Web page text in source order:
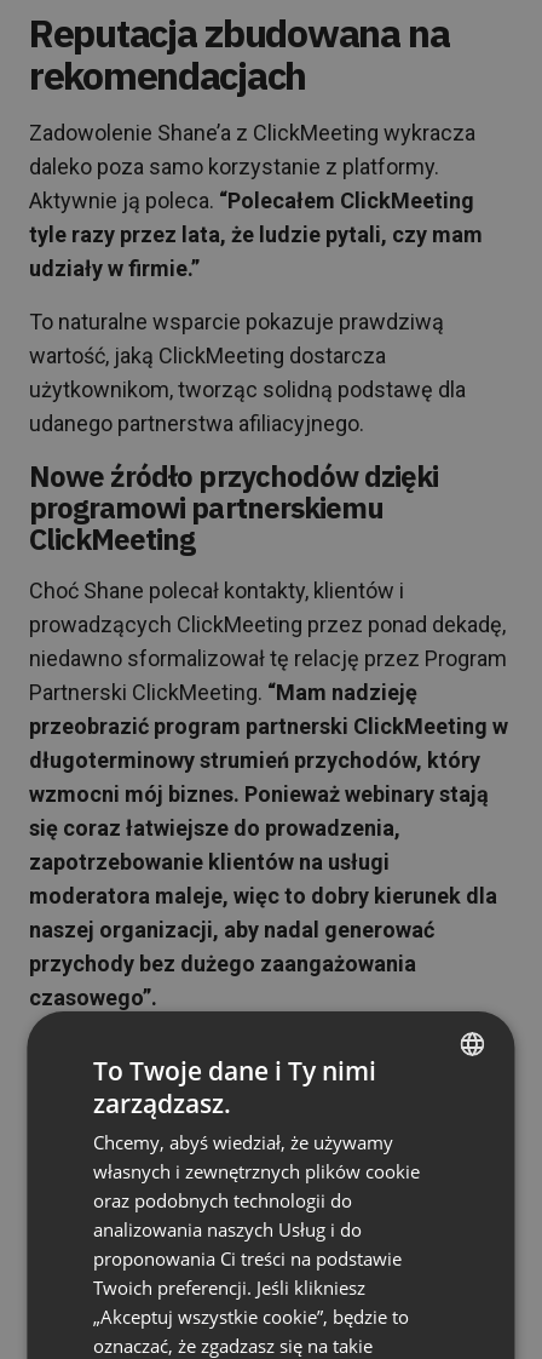
Reputacja zbudowana na
rekomendacjach
Zadowolenie Shane’a z ClickMeeting wykracza
daleko poza samo korzystanie z platformy.
Aktywnie ją poleca. “Polecałem ClickMeeting
tyle razy przez lata, że ludzie pytali, czy mam
udziały w firmie.”
To naturalne wsparcie pokazuje prawdziwą
wartość, jaką ClickMeeting dostarcza
użytkownikom, tworząc solidną podstawę dla
udanego partnerstwa afiliacyjnego.
Nowe źródło przychodów dzięki
programowi partnerskiemu
ClickMeeting
Choć Shane polecał kontakty, klientów i
prowadzących ClickMeeting przez ponad dekadę,
niedawno sformalizował tę relację przez Program
Partnerski ClickMeeting. “Mam nadzieję
przeobrazić program partnerski ClickMeeting w
długoterminowy strumień przychodów, który
wzmocni mój biznes. Ponieważ webinary stają
się coraz łatwiejsze do prowadzenia,
zapotrzebowanie klientów na usługi
moderatora maleje, więc to dobry kierunek dla
naszej organizacji, aby nadal generować
przychody bez dużego zaangażowania
czasowego”.
Program Partnerski ClickMeeting to doskonała
możliwość dla agencji i dostawców usług
cyfrowych do generowania dodatkowych
przychodów, jednocześnie pomagając klientom w
uzyskiwaniu dostępu do najlepszych technologii.
Shane zdecydowanie poleca program:
prowadzisz agencję lub organizację działającą
w przestrzeni cyfrowej, gorąco polecam
dołączenie do Programu Partnerskiego
FRENCH
RUSSIAN
SPANISH
To Twoje dane i Ty nimi
zarządzasz.
Chcemy, abyś wiedział, że używamy
własnych i zewnętrznych plików cookie
oraz podobnych technologii do
analizowania naszych Usług i do
proponowania Ci treści na podstawie
Twoich preferencji. Jeśli klikniesz
„Akceptuj wszystkie cookie”, będzie to
oznaczać, że zgadzasz się na takie